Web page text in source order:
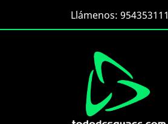
Llámenos: 954353111